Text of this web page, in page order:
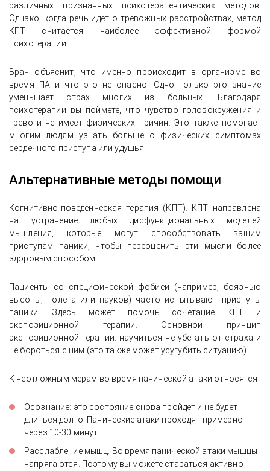
различных признанных психотерапевтических методов.
Однако, когда речь идет о тревожных расстройствах, метод
КПТ считается наиболее эффективной формой
психотерапии.
Врач объяснит, что именно происходит в организме во
время ПА и что это не опасно. Одно только это знание
уменьшает страх многих из больных. Благодаря
психотерапии вы поймете, что чувство головокружения и
тревоги не имеет физических причин. Это также помогает
многим людям узнать больше о физических симптомах
сердечного приступа или удушья.
Альтернативные методы помощи
Когнитивно-поведенческая терапия (КПТ). КПТ направлена
на устранение любых дисфункциональных моделей
мышления, которые могут способствовать вашим
приступам паники, чтобы переоценить эти мысли более
здоровым способом.
Пациенты со специфической фобией (например, боязнью
высоты, полета или пауков) часто испытывают приступы
паники. Здесь может помочь сочетание КПТ и
экспозиционной терапии. Основной принцип
экспозиционной терапии: научиться не убегать от страха и
не бороться с ним (это также может усугубить ситуацию).
К неотложным мерам во время панической атаки относятся:
Осознание: это состояние снова пройдет и не будет
длиться долго. Панические атаки проходят примерно
через 10-30 минут.
Расслабление мышц. Во время панической атаки мышцы
напрягаются. Поэтому вы можете стараться активно